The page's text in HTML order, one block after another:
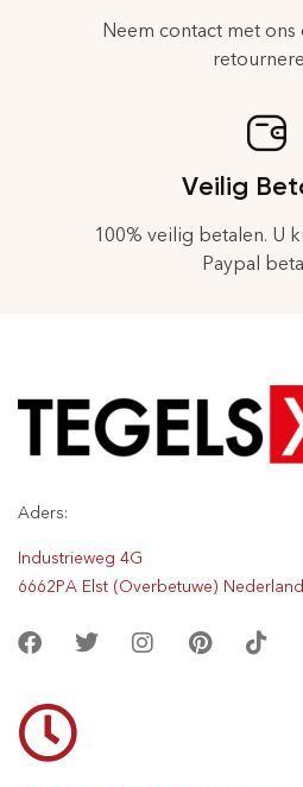
Neem contact met ons
Veilig
100% veilig betalen. U
Paypal
Aders:
Industrieweg 4G
6662PA Elst (Overbetuwe) Nederland